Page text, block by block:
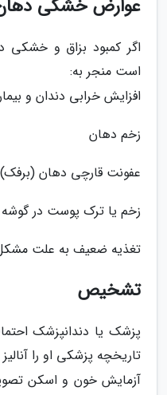
عوارض خشکی
اگر کمبود بزاق و خشکی
است منجر به:
افزایش خرابی دندان و
زخم دهان
عفونت قارچی دهان (برفک)
زخم یا ترک پوست در
تغذیه ضعیف به علت
تشخیص
پزشک یا دندانپزشک
تاریخچه پزشکی او را
آزمایش خون و اسکن